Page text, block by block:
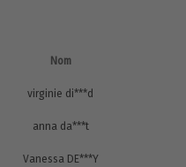
Nom
virginie di***d
anna da***t
Vanessa DE***Y